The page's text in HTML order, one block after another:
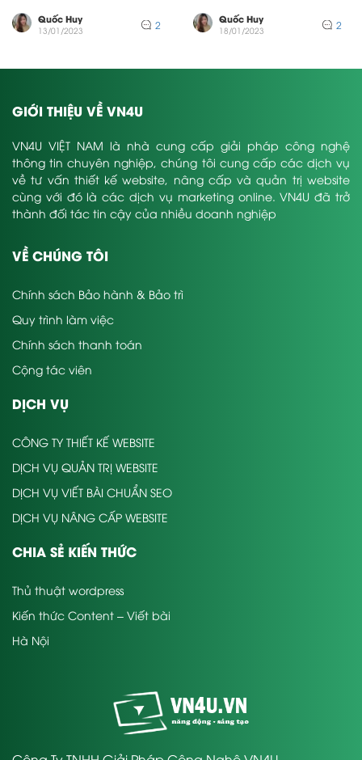
cạnh tranh...
Quốc Huy
13/01/2023 2
cạnh tranh...
Quốc Huy
18/01/2023 2
GIỚI THIỆU VỀ VN4U
VN4U VIỆT NAM là nhà cung cấp giải pháp công nghệ
thông tin chuyên nghiệp, chúng tôi cung cấp các dịch vụ
về tư vấn thiết kế website, nâng cấp và quản trị website
cùng với đó là các dịch vụ marketing online. VN4U đã trở
thành đối tác tin cậy của nhiều doanh nghiệp
VỀ CHÚNG TÔI
Chính sách Bảo hành & Bảo trì
Quy trình làm việc
Chính sách thanh toán
Cộng tác viên
DỊCH VỤ
CÔNG TY THIẾT KẾ WEBSITE
DỊCH VỤ QUẢN TRỊ WEBSITE
DỊCH VỤ VIẾT BÀI CHUẨN SEO
DỊCH VỤ NÂNG CẤP WEBSITE
CHIA SẺ KIẾN THỨC
Thủ thuật wordpress
Kiến thức Content – Viết bài
Hà Nội